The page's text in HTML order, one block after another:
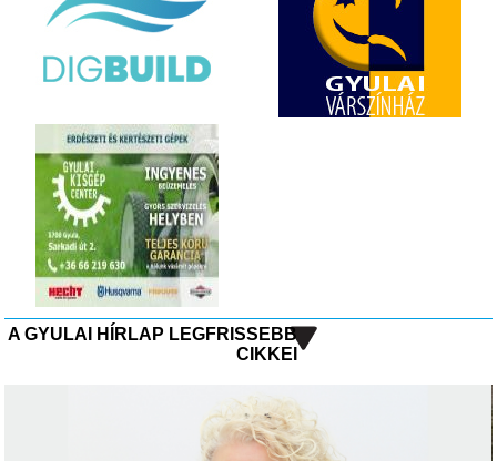
A GYULAI HÍRLAP LEGFRISSEBB
CIKKEI